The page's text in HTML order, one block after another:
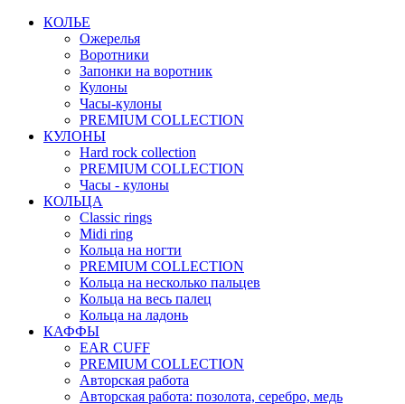
КОЛЬЕ
Ожерелья
Воротники
Запонки на воротник
Кулоны
Часы-кулоны
PREMIUM COLLECTION
КУЛОНЫ
Hard rock collection
PREMIUM COLLECTION
Часы - кулоны
КОЛЬЦА
Classic rings
Midi ring
Кольца на ногти
PREMIUM COLLECTION
Кольца на несколько пальцев
Кольца на весь палец
Кольца на ладонь
КАФФЫ
EAR CUFF
PREMIUM COLLECTION
Авторская работа
Авторская работа: позолота, серебро, медь